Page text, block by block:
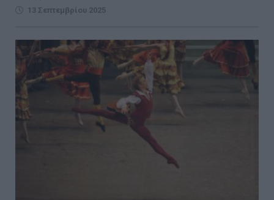
13 Σεπτεμβρίου 2025